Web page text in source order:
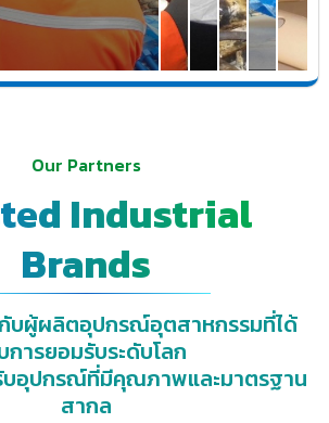
Our Partners
Industrial
Brands
กับผู้ผลิตอุปกรณ์อุตสาหกรรมที่ได้
การยอมรับระดับโลก
บอุปกรณ์ที่มีคุณภาพและมาตรฐาน
สากล